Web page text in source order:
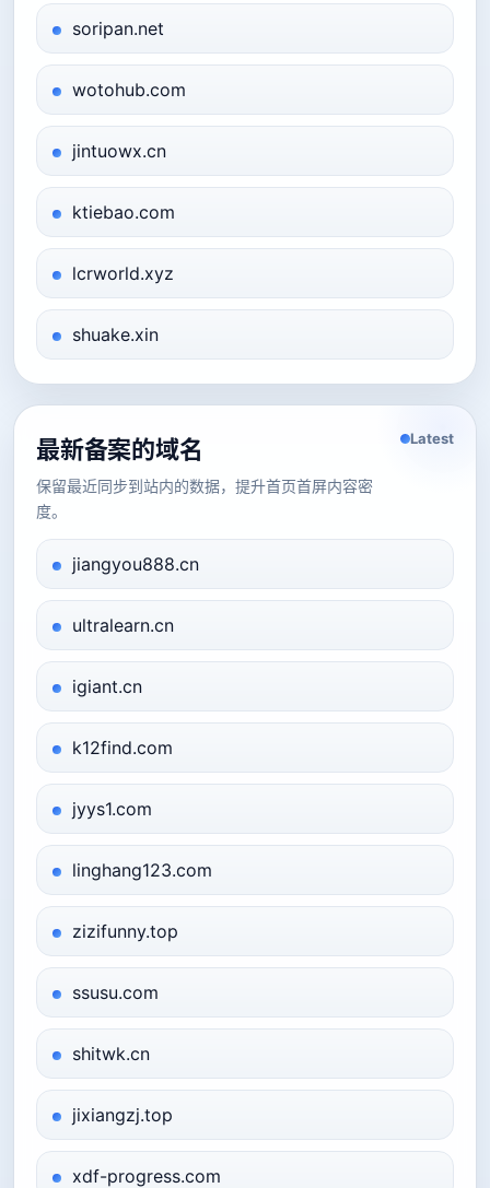
soripan.net
wotohub.com
jintuowx.cn
ktiebao.com
lcrworld.xyz
shuake.xin
最新备案的域名
保留最近同步到站内的数据，提升首页首屏内容密
度。
Latest
jiangyou888.cn
ultralearn.cn
igiant.cn
k12find.com
jyys1.com
linghang123.com
zizifunny.top
ssusu.com
shitwk.cn
jixiangzj.top
xdf-progress.com